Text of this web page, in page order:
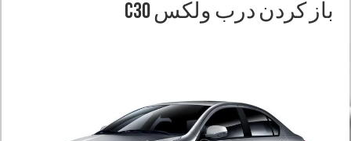
باز کردن درب ولکس C30